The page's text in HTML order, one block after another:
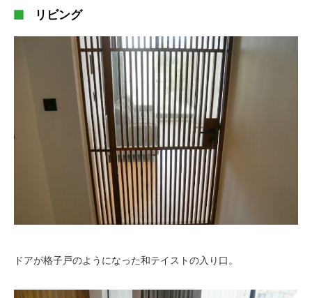
リビング
ドアが格子戸のようになった和テイストの入り口。